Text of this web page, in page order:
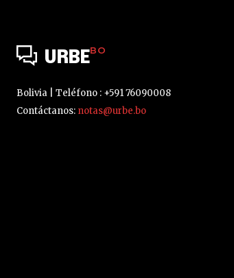
URBEBO
Bolivia | Teléfono : +591 76090008
Contáctanos: notas@urbe.bo